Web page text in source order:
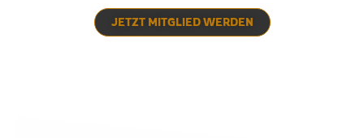
JETZT MITGLIED WERDEN